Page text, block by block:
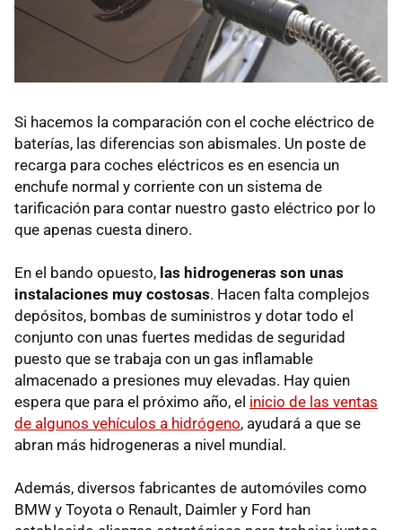
Si hacemos la comparación con el coche eléctrico de
baterías, las diferencias son abismales. Un poste de
recarga para coches eléctricos es en esencia un
enchufe normal y corriente con un sistema de
tarificación para contar nuestro gasto eléctrico por lo
que apenas cuesta dinero.
En el bando opuesto, las hidrogeneras son unas
instalaciones muy costosas. Hacen falta complejos
depósitos, bombas de suministros y dotar todo el
conjunto con unas fuertes medidas de seguridad
puesto que se trabaja con un gas inflamable
almacenado a presiones muy elevadas. Hay quien
espera que para el próximo año, el inicio de las ventas
de algunos vehículos a hidrógeno, ayudará a que se
abran más hidrogeneras a nivel mundial.
Además, diversos fabricantes de automóviles como
BMW y Toyota o Renault, Daimler y Ford han